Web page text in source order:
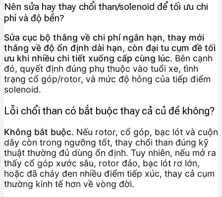
Nên sửa hay thay chổi than/solenoid để tối ưu chi
phí và độ bền?
Sửa cục bộ thắng về chi phí ngắn hạn, thay mới
thắng về độ ổn định dài hạn, còn đại tu cụm đề tối
ưu khi nhiều chi tiết xuống cấp cùng lúc. Bên cạnh
đó, quyết định đúng phụ thuộc vào tuổi xe, tình
trạng cổ góp/rotor, và mức độ hỏng của tiếp điểm
solenoid.
Lỗi chổi than có bắt buộc thay cả củ đề không?
Không bắt buộc. Nếu rotor, cổ góp, bạc lót và cuộn
dây còn trong ngưỡng tốt, thay chổi than đúng kỹ
thuật thường đủ dùng ổn định. Tuy nhiên, nếu mở ra
thấy cổ góp xước sâu, rotor đảo, bạc lót rơ lớn,
hoặc đã cháy đen nhiều điểm tiếp xúc, thay cả cụm
thường kinh tế hơn về vòng đời.